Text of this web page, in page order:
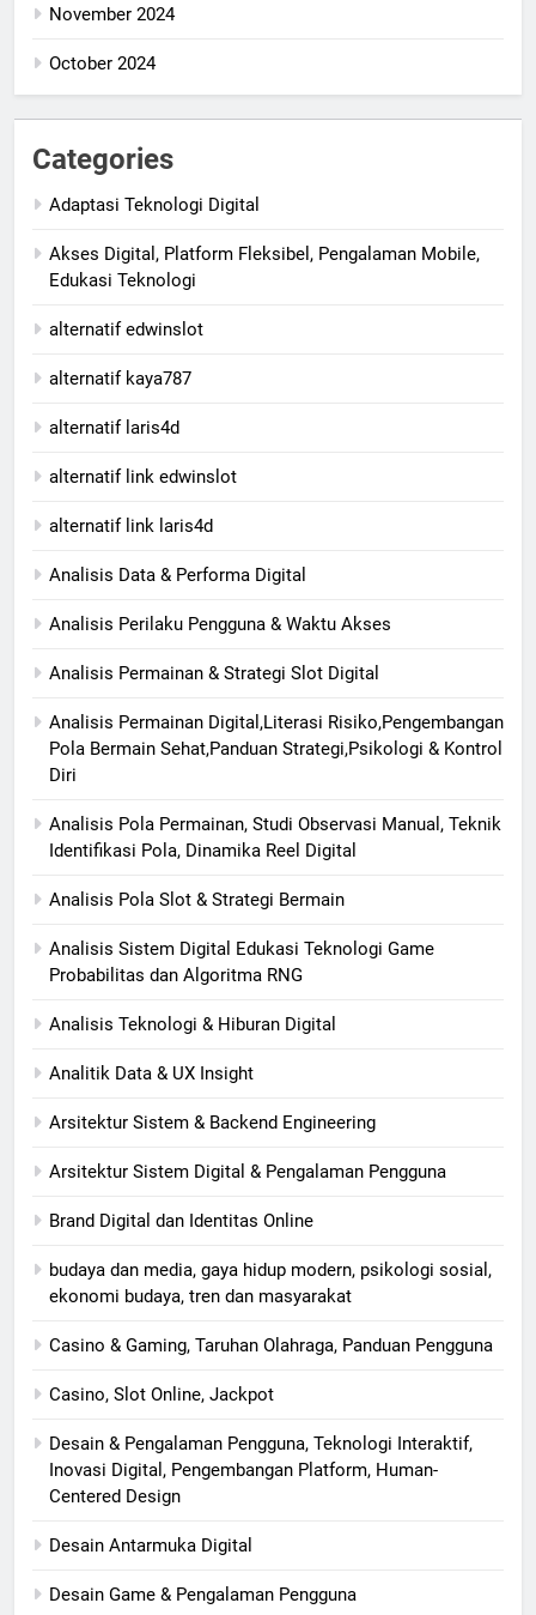
November 2024
October 2024
Categories
Adaptasi Teknologi Digital
Akses Digital, Platform Fleksibel, Pengalaman Mobile,
Edukasi Teknologi
alternatif edwinslot
alternatif kaya787
alternatif laris4d
alternatif link edwinslot
alternatif link laris4d
Analisis Data & Performa Digital
Analisis Perilaku Pengguna & Waktu Akses
Analisis Permainan & Strategi Slot Digital
Analisis Permainan Digital,Literasi Risiko,Pengembangan
Pola Bermain Sehat,Panduan Strategi,Psikologi & Kontrol
Diri
Analisis Pola Permainan, Studi Observasi Manual, Teknik
Identifikasi Pola, Dinamika Reel Digital
Analisis Pola Slot & Strategi Bermain
Analisis Sistem Digital Edukasi Teknologi Game
Probabilitas dan Algoritma RNG
Analisis Teknologi & Hiburan Digital
Analitik Data & UX Insight
Arsitektur Sistem & Backend Engineering
Arsitektur Sistem Digital & Pengalaman Pengguna
Brand Digital dan Identitas Online
budaya dan media, gaya hidup modern, psikologi sosial,
ekonomi budaya, tren dan masyarakat
Casino & Gaming, Taruhan Olahraga, Panduan Pengguna
Casino, Slot Online, Jackpot
Desain & Pengalaman Pengguna, Teknologi Interaktif,
Inovasi Digital, Pengembangan Platform, Human-
Centered Design
Desain Antarmuka Digital
Desain Game & Pengalaman Pengguna